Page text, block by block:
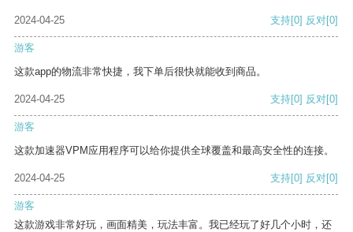
2024-04-25 支持[0] 反对[0]
游客
这款app的物流非常快捷，我下单后很快就能收到商品。
2024-04-25 支持[0] 反对[0]
游客
这款加速器VPM应用程序可以给你提供全球覆盖和最高安全性的连接。
2024-04-25 支持[0] 反对[0]
游客
这款游戏非常好玩，画面精美，玩法丰富。我已经玩了好几个小时，还